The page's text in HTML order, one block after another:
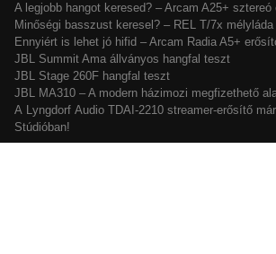
A legjobb hangot keresed? – Arcam A25+
Minőségi basszust keresel? – REL T/7x
Ennyiért is lehet jó hifid – Arcam Radia A5+
JBL Summit Ama állványos hangfal teszt
JBL Stage 260F hangfal teszt
JBL MA310 – A modern házimozi megfizethető
A Lyngdorf Audio TDAI-2210 streamer-erősítő
Stúdióban!